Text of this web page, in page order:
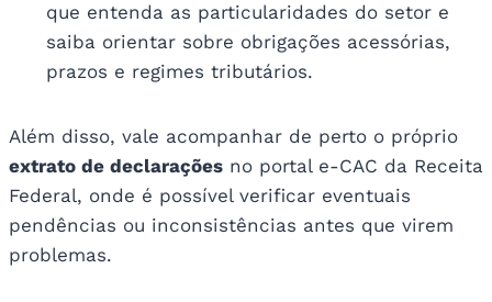
que entenda as particularidades do setor e
saiba orientar sobre obrigações acessórias,
prazos e regimes tributários.
Além disso, vale acompanhar de perto o próprio
extrato de declarações no portal e-CAC da Receita
Federal, onde é possível verificar eventuais
pendências ou inconsistências antes que virem
problemas.